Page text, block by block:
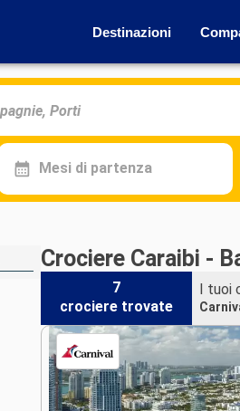
Destinazioni
Mesi di partenza
Crociere Caraibi -
7
crociere trovate
I tuoi